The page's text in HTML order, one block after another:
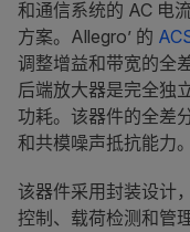
和通信系统的 AC 电
方案。Allegro’ 的
调整增益和带宽的全
后端放大器是完全独
功耗。该器件的全差
和共模噪声抵抗能力。
该器件采用封装设计
控制、载荷检测和管